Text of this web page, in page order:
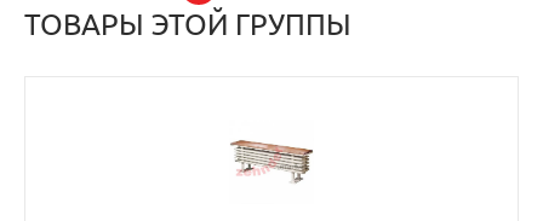
ТОВАРЫ ЭТОЙ ГРУППЫ